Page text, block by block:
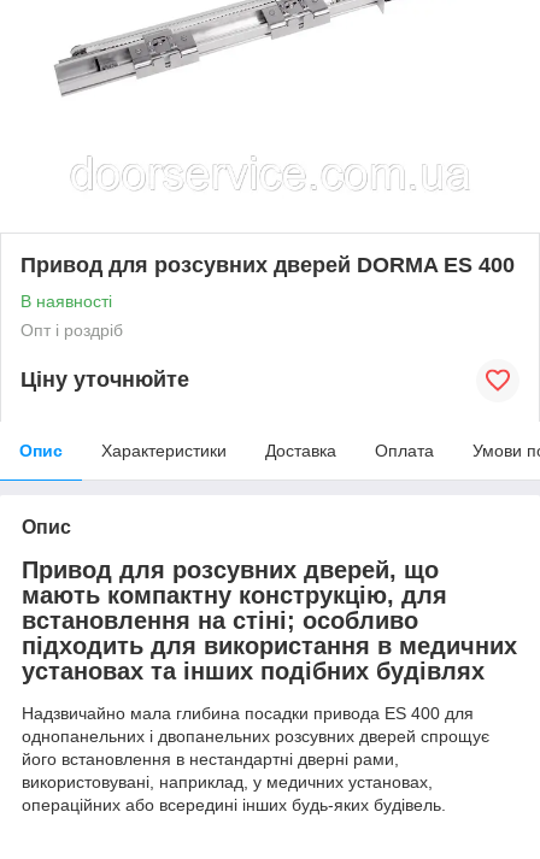
Привод для розсувних дверей DORMA ES 400
В наявності
Опт і роздріб
Ціну уточнюйте
Опис Характеристики Доставка Оплата Умови
Опис
Привод для розсувних дверей, що
мають компактну конструкцію, для
встановлення на стіні; особливо
підходить для використання в медичних
установах та інших подібних будівлях
Надзвичайно мала глибина посадки привода ES 400 для
однопанельних і двопанельних розсувних дверей спрощує
його встановлення в нестандартні дверні рами,
використовувані, наприклад, у медичних установах,
операційних або всередині інших будь-яких будівель.